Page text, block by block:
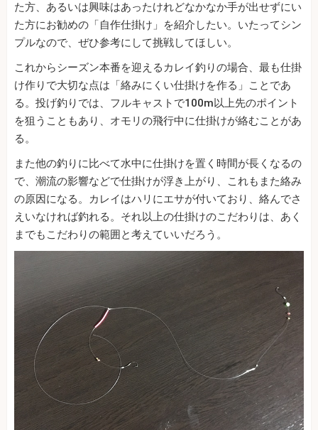
た方、あるいは興味はあったけれどなかなか手が出せずにい
た方にお勧めの「自作仕掛け」を紹介したい。いたってシン
プルなので、ぜひ参考にして挑戦してほしい。
これからシーズン本番を迎えるカレイ釣りの場合、最も仕掛
け作りで大切な点は「絡みにくい仕掛けを作る」ことであ
る。投げ釣りでは、フルキャストで100m以上先のポイント
を狙うこともあり、オモリの飛行中に仕掛けが絡むことがあ
る。
また他の釣りに比べて水中に仕掛けを置く時間が長くなるの
で、潮流の影響などで仕掛けが浮き上がり、これもまた絡み
の原因になる。カレイはハリにエサが付いており、絡んでさ
えいなければ釣れる。それ以上の仕掛けのこだわりは、あく
までもこだわりの範囲と考えていいだろう。